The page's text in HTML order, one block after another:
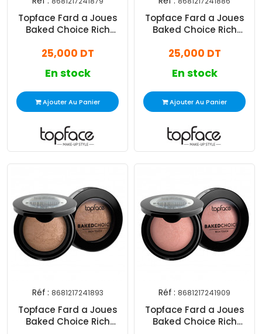
Topface Fard a Joues
Baked Choice Rich
25,000 DT
En stock
Ajouter Au Panier
Topface Fard a Joues
Baked Choice Rich
25,000 DT
En stock
Ajouter Au Panier
Réf : 8681217241893
Topface Fard a Joues
Baked Choice Rich
Réf : 8681217241909
Topface Fard a Joues
Baked Choice Rich